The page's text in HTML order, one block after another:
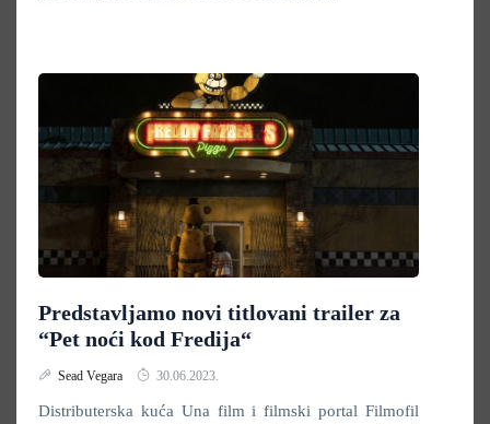
Predstavljamo novi titlovani trailer za
“Pet noći kod Fredija“
Sead Vegara 30.06.2023.
Distributerska kuća Una film i filmski portal Filmofil